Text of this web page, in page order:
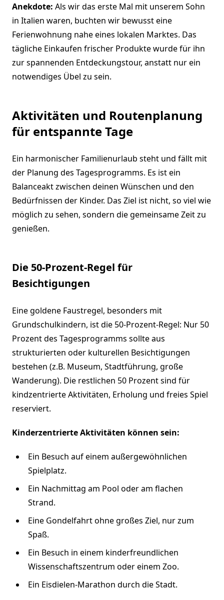
Anekdote: Als wir das erste Mal mit unserem Sohn
in Italien waren, buchten wir bewusst eine
Ferienwohnung nahe eines lokalen Marktes. Das
tägliche Einkaufen frischer Produkte wurde für ihn
zur spannenden Entdeckungstour, anstatt nur ein
notwendiges Übel zu sein.
Aktivitäten und Routenplanung
für entspannte Tage
Ein harmonischer Familienurlaub steht und fällt mit
der Planung des Tagesprogramms. Es ist ein
Balanceakt zwischen deinen Wünschen und den
Bedürfnissen der Kinder. Das Ziel ist nicht, so viel wie
möglich zu sehen, sondern die gemeinsame Zeit zu
genießen.
Die 50-Prozent-Regel für
Besichtigungen
Eine goldene Faustregel, besonders mit
Grundschulkindern, ist die 50-Prozent-Regel: Nur 50
Prozent des Tagesprogramms sollte aus
strukturierten oder kulturellen Besichtigungen
bestehen (z.B. Museum, Stadtführung, große
Wanderung). Die restlichen 50 Prozent sind für
kindzentrierte Aktivitäten, Erholung und freies Spiel
reserviert.
Kinderzentrierte Aktivitäten können sein:
Ein Besuch auf einem außergewöhnlichen
Spielplatz.
Ein Nachmittag am Pool oder am flachen
Strand.
Eine Gondelfahrt ohne großes Ziel, nur zum
Spaß.
Ein Besuch in einem kinderfreundlichen
Wissenschaftszentrum oder einem Zoo.
Ein Eisdielen-Marathon durch die Stadt.